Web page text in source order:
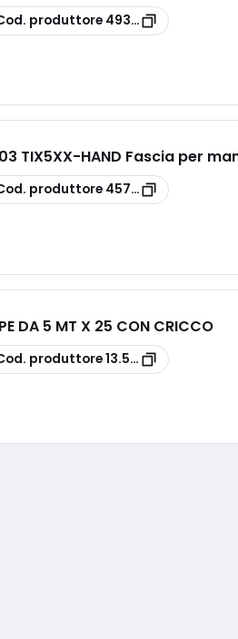
produttore 4932492849
TIX5XX-HAND Fascia per
produttore 4574703
DA 5 MT X 25 CON CRICCO
produttore13.541